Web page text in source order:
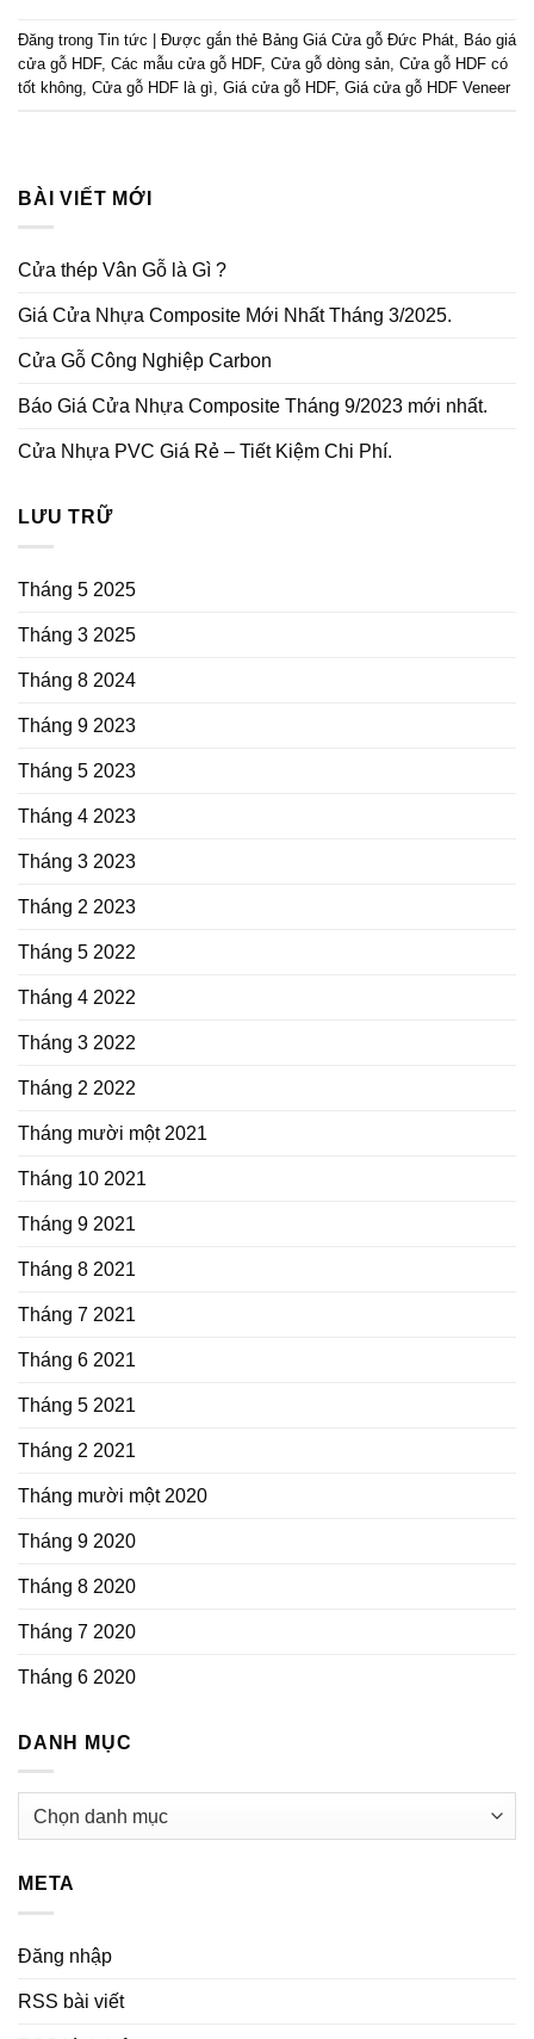
Đăng trong Tin tức Được gắn thẻ Bảng Giá Cửa gỗ Đức Phát
Báo giá
cửa gỗ HDF, Các mẫu cửa gỗ HDF, Cửa gỗ dòng sản Cửa gỗ HDF có
tốt không Cửa gỗ HDF là gì Giá cửa gỗ HDF, Giá cửa gỗ HDF Veneer
BÀI VIẾT MỚI
Cửa thép Vân Gỗ là Gì ?
Giá Cửa Nhựa Composite Mới Nhất Tháng 3/2025.
Cửa Gỗ Công Nghiệp Carbon
Báo Giá Cửa Nhựa Composite Tháng 9/2023 mới nhất.
Cửa Nhựa PVC Giá Rẻ – Tiết Kiệm Chi Phí.
LƯU TRỮ
Tháng 5 2025
Tháng 3 2025
Tháng 8 2024
Tháng 9 2023
Tháng 5 2023
Tháng 4 2023
Tháng 3 2023
Tháng 2 2023
Tháng 5 2022
Tháng 4 2022
Tháng 3 2022
Tháng 2 2022
Tháng mười một 2021
Tháng 10 2021
Tháng 9 2021
Tháng 8 2021
Tháng 7 2021
Tháng 6 2021
Tháng 5 2021
Tháng 2 2021
Tháng mười một 2020
Tháng 9 2020
Tháng 8 2020
Tháng 7 2020
Tháng 6 2020
DANH MỤC
META
Đăng nhập
RSS bài viết